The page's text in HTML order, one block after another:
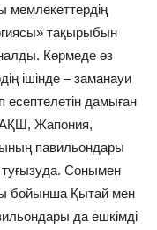
мемлекеттердің
тақырыбын
Көрмеде өз
ішінде – заманауи
дамыған
АҚШ, Жапония,
павильондары
Сонымен
бойынша Қытай мен
да ешкімді